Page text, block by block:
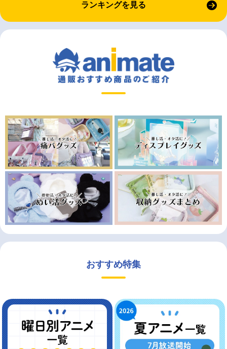
ランキングを見る
おすすめ特集